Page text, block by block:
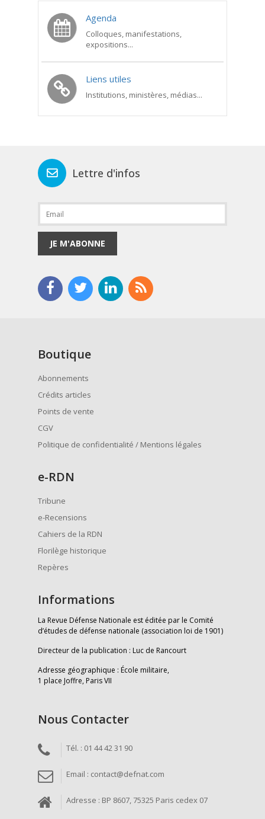
Agenda
Colloques, manifestations,
expositions...
Liens utiles
Institutions, ministères, médias...
Lettre d'infos
JE M'ABONNE
Boutique
Abonnements
Crédits articles
Points de vente
CGV
Politique de confidentialité / Mentions légales
e-RDN
Tribune
e-Recensions
Cahiers de la RDN
Florilège historique
Repères
Informations
La Revue Défense Nationale est éditée par le Comité
d’études de défense nationale (association loi de 1901)
Directeur de la publication : Luc de Rancourt
Adresse géographique : École militaire,
1 place Joffre, Paris VII
Nous Contacter
Tél. : 01 44 42 31 90
Email : contact@defnat.com
Adresse : BP 8607, 75325 Paris cedex 07